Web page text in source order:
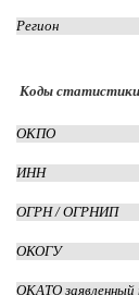
Регион
Коды
ОКПО
ИНН
ОГРН / ОГРНИП
ОКОГУ
ОКАТО заявленный